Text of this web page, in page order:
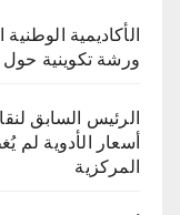
الأكاديمية
ورشة تكوينية حول
الرئيس السابق
أسعار الأدوية لم
المركزية